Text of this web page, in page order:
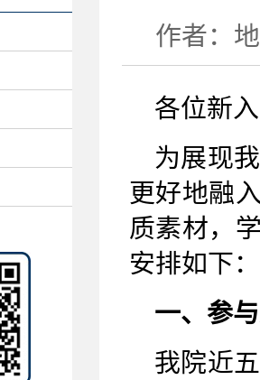
作者：
各位新
为展现
更好地融
质素材，
安排如下：
一、参
我院近